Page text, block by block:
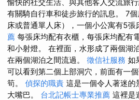
有關騎自行車和徒步旅行的訊息。 7
床或普通單人床），一個小公寓有5張
薦 每張床均配有衣櫃，每張床均配有
和小射燈。 在裡面，水形成了兩個湖
在兩個湖泊之間流過。 徵信社服務 如
可以看到第二個上部洞穴，前面有一
筍。 偵探的職責 這是一個令人著迷的
大嘴巴。 台北記帳士專業推薦 這裡是